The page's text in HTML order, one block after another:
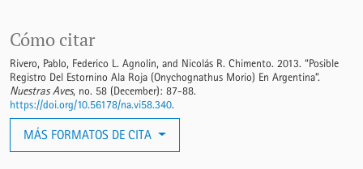
Cómo citar
Rivero, Pablo, Federico L. Agnolin, and Nicolás R. Chimento. 2013. “Posible
Registro Del Estornino Ala Roja (Onychognathus Morio) En Argentina”.
Nuestras Aves, no. 58 (December): 87-88.
https://doi.org/10.56178/na.vi58.340.
MÁS FORMATOS DE CITA